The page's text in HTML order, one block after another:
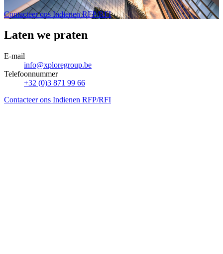
Contacteer onsIndienen RFP/RFI
Laten we praten
E-mail
info@xploregroup.be
Telefoonnummer
+32 (0)3 871 99 66
Contacteer ons Indienen RFP/RFI